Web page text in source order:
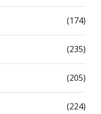
(174)
(235)
(205)
(224)